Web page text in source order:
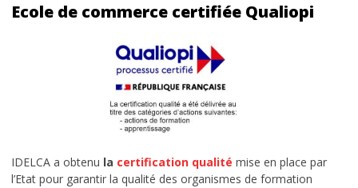
Ecole de commerce certifiée Qualiopi
IDELCA a obtenu la certification qualité mise en place par
l’Etat pour garantir la qualité des organismes de formation